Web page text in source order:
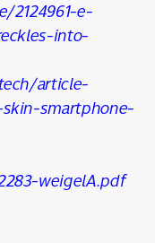
2124961-e-
into-
article-
smartphone-
weigelA.pdf